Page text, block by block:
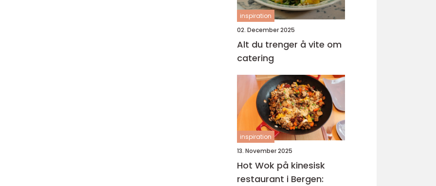
inspiration
02. December 2025
Alt du trenger å vite om
catering
inspiration
13. November 2025
Hot Wok på kinesisk
restaurant i Bergen: